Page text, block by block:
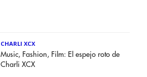
CHARLI XCX
Music, Fashion, Film: El espejo roto de
Charli XCX